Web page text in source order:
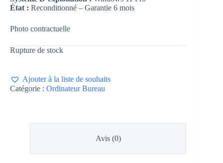
État : Reconditionné – Garantie 6 mois
Photo contractuelle
Rupture de stock
Ajouter à la liste de souhaits
Catégorie : Ordinateur Bureau
Avis (0)